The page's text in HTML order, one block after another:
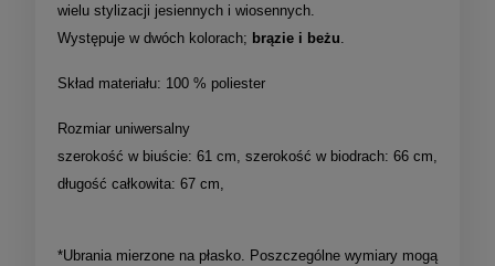
wielu stylizacji jesiennych i wiosennych.
Występuje w dwóch kolorach; brązie i beżu
Skład materiału: 100 % poliester
Rozmiar uniwersalny
szerokość w biuście: 61 cm, szerokość w biodrach: 66 cm,
długość całkowita: 67 cm,
*Ubrania mierzone na płasko. Poszczególne wymiary mogą